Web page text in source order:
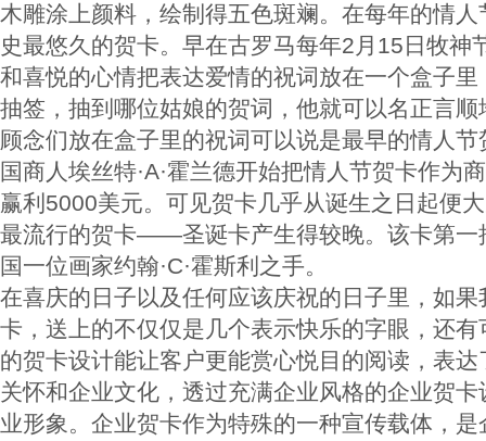
木雕涂上颜料，绘制得五色斑斓。在每年的情
史最悠久的贺卡。早在古罗马每年2月15日牧神
和喜悦的心情把表达爱情的祝词放在一个盒子
抽签，抽到哪位姑娘的贺词，他就可以名正言
顾念们放在盒子里的祝词可以说是最早的情人
国商人埃丝特·A·霍兰德开始把情人节贺卡作为
赢利5000美元。可见贺卡几乎从诞生之日起便
最流行的贺卡——圣诞卡产生得较晚。该卡第一
国一位画家约翰·C·霍斯利之手。
在喜庆的日子以及任何应该庆祝的日子里，如
卡，送上的不仅仅是几个表示快乐的字眼，还
的贺卡设计能让客户更能赏心悦目的阅读，表
关怀和企业文化，透过充满企业风格的企业贺
业形象。企业贺卡作为特殊的一种宣传载体，